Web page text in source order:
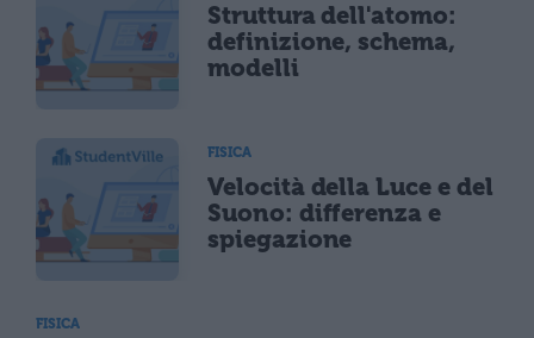
Struttura dell'atomo:
definizione, schema,
modelli
FISICA
Velocità della Luce e del
Suono: differenza e
spiegazione
FISICA